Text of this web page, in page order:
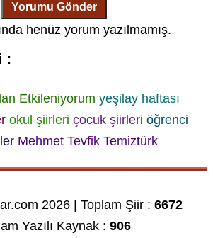
Yorumu Gönder
henüz yorum yazılmamış.
:
Etkileniyorum yeşilay haftası
okul şiirleri çocuk şiirleri öğrenci
Mehmet Tevfik Temiztürk
2026 | Toplam Şiir :6672
Yazılı Kaynak :906